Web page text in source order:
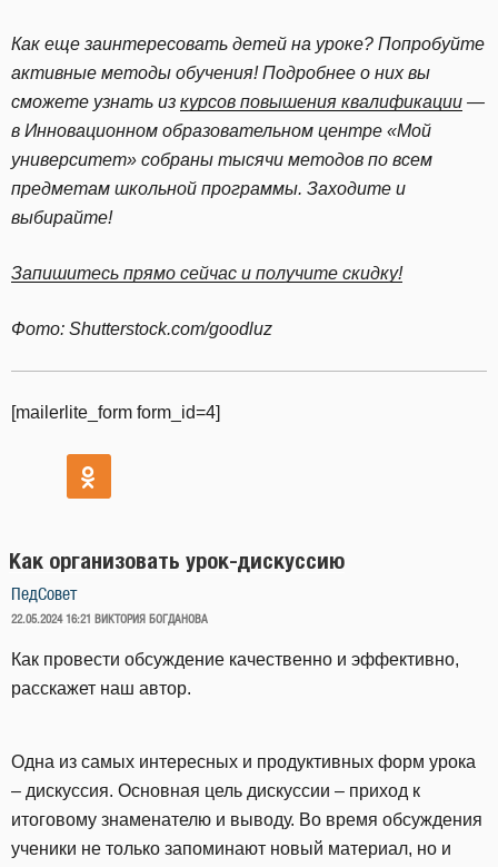
Как еще заинтересовать детей на уроке? Попробуйте
активные методы обучения! Подробнее о них вы
сможете узнать из курсов повышения квалификации —
в Инновационном образовательном центре «Мой
университет» собраны тысячи методов по всем
предметам школьной программы. Заходите и
выбирайте!
Запишитесь прямо сейчас и получите скидку!
Фото: Shutterstock.com/goodluz
[mailerlite_form form_id=4]
Как организовать урок-дискуссию
ПедСовет
ОПУБЛИКОВАНО
22.05.2024 16:21 ВИКТОРИЯ БОГДАНОВА
Как провести обсуждение качественно и эффективно,
расскажет наш автор.
Одна из самых интересных и продуктивных форм урока
– дискуссия. Основная цель дискуссии – приход к
итоговому знаменателю и выводу. Во время обсуждения
ученики не только запоминают новый материал, но и